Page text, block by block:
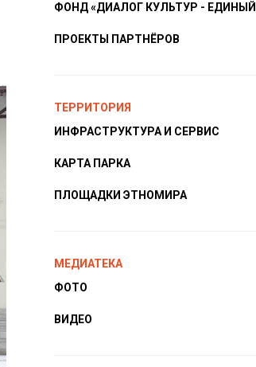
ФОНД «ДИАЛОГ КУЛЬТУР -
ПРОЕКТЫ ПАРТНЁРОВ
ТЕРРИТОРИЯ
ИНФРАСТРУКТУРА И СЕРВИС
КАРТА ПАРКА
ПЛОЩАДКИ ЭТНОМИРА
МЕДИАТЕКА
ФОТО
ВИДЕО